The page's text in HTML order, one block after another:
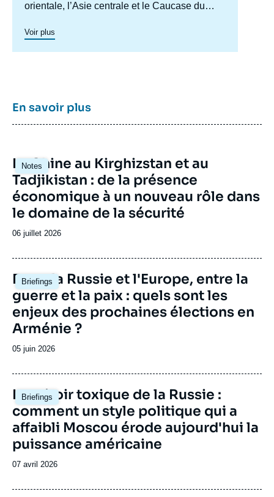
orientale, l’Asie centrale et le Caucase du
d'anticiper l'évolution de cette zone
géographique complexe en pleine mutation
pour enrichir le débat public en France et en
Voir plus
En savoir plus
Notes
Image
principale
La Chine au Kirghizstan et au
Tadjikistan : de la présence
économique à un nouveau rôle dans
le domaine de la sécurité
Date
publication
06 juillet 2026
Briefings
Image
principale
Entre la Russie et l'Europe, entre la
guerre et la paix : quels sont les
enjeux des prochaines élections en
Arménie ?
Date
publication
05 juin 2026
Briefings
Image
principale
Le miroir toxique de la Russie :
comment un style politique qui a
affaibli Moscou érode aujourd'hui la
puissance américaine
Date
publication
07 avril 2026
Image
de
couverture
Julien NOCETTI, « Moyen-Orient : la
puissance russe en question »,
Contributions, Ifri, 3 septembre 2014.